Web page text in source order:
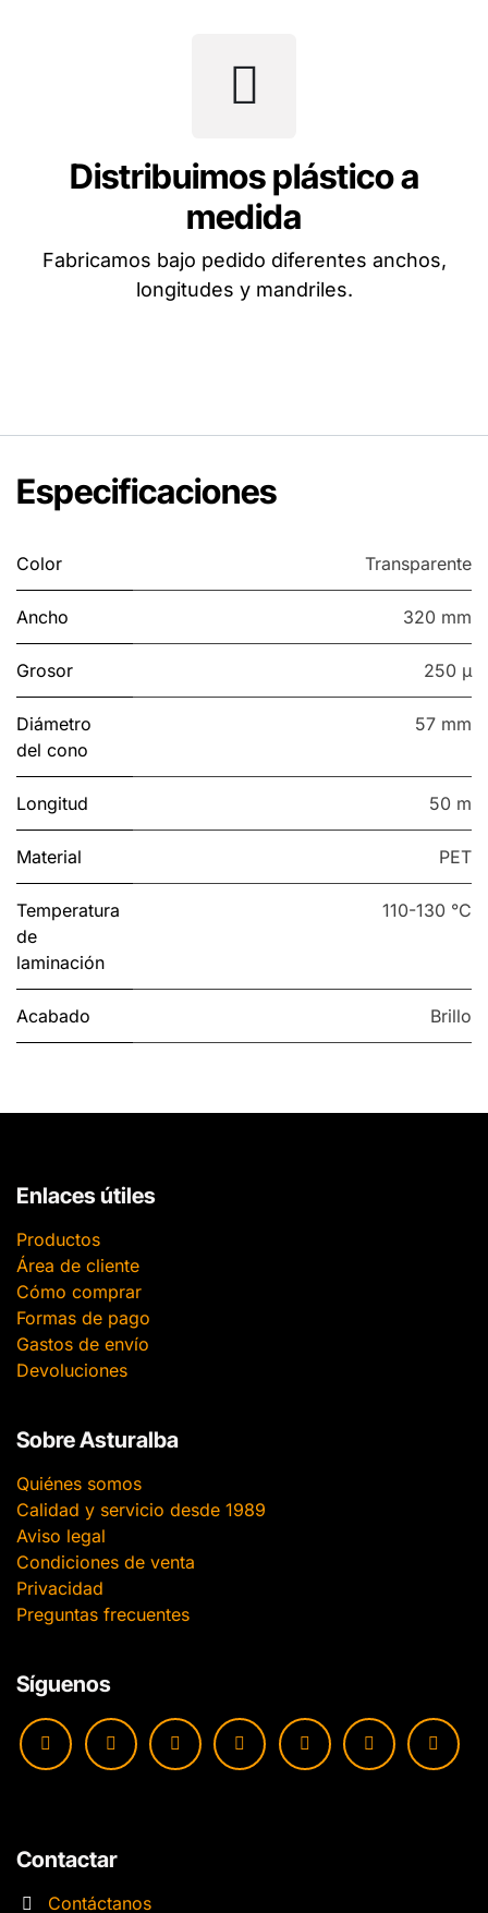
Distribuimos plástico a
medida
Fabricamos bajo pedido diferentes anchos,
longitudes y mandriles.
Especificaciones
Color Transparente
Ancho 320 mm
Grosor 250 µ
Diámetro
del cono
57 mm
Longitud 50 m
Material PET
Temperatura
de
laminación
110-130 °C
Acabado Brillo
Enlaces útiles
Productos
Área de cliente
Cómo comprar
Formas de pago
Gastos de envío
Devoluciones
Sobre Asturalba
Quiénes somos
Calidad y servicio desde 1989
Aviso legal
Condiciones de venta
Privacidad
Preguntas frecuentes
Síguenos
Contactar
Contáctanos